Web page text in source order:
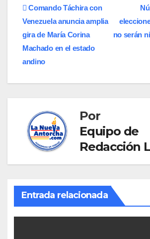
Navegación
de
entradas
no serán
Comando Táchira con
Venezuela anuncia amplia
gira de María Corina
Machado en el estado
andino
Por
Equipo de
Redacción
Entrada relacionada